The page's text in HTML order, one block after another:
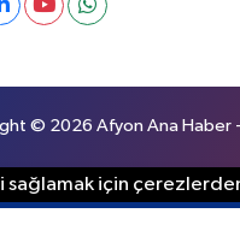
© 2026 Afyon Ana Haber -
sağlamak için